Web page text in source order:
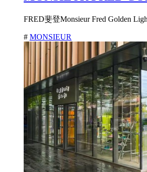
FRED斐登Monsieur Fred Golden
# MONSIEUR